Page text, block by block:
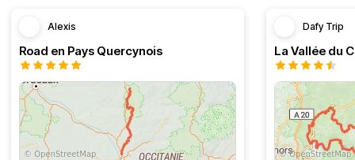
Alexis
Road en Pays Quercynois
Dafy Trip
La Vallée du